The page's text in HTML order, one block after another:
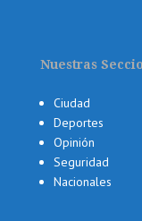
Nuestras
Ciudad
Deportes
Opinión
Seguridad
Nacionales